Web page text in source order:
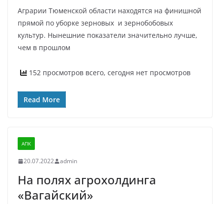
Аграрии Тюменской области находятся на финишной
прямой по уборке зерновых и зернобобовых
культур. Нынешние показатели значительно лучше,
чем в прошлом
152 просмотров всего, сегодня нет просмотров
Read More
АПК
20.07.2022 admin
На полях агрохолдинга
«Вагайский»